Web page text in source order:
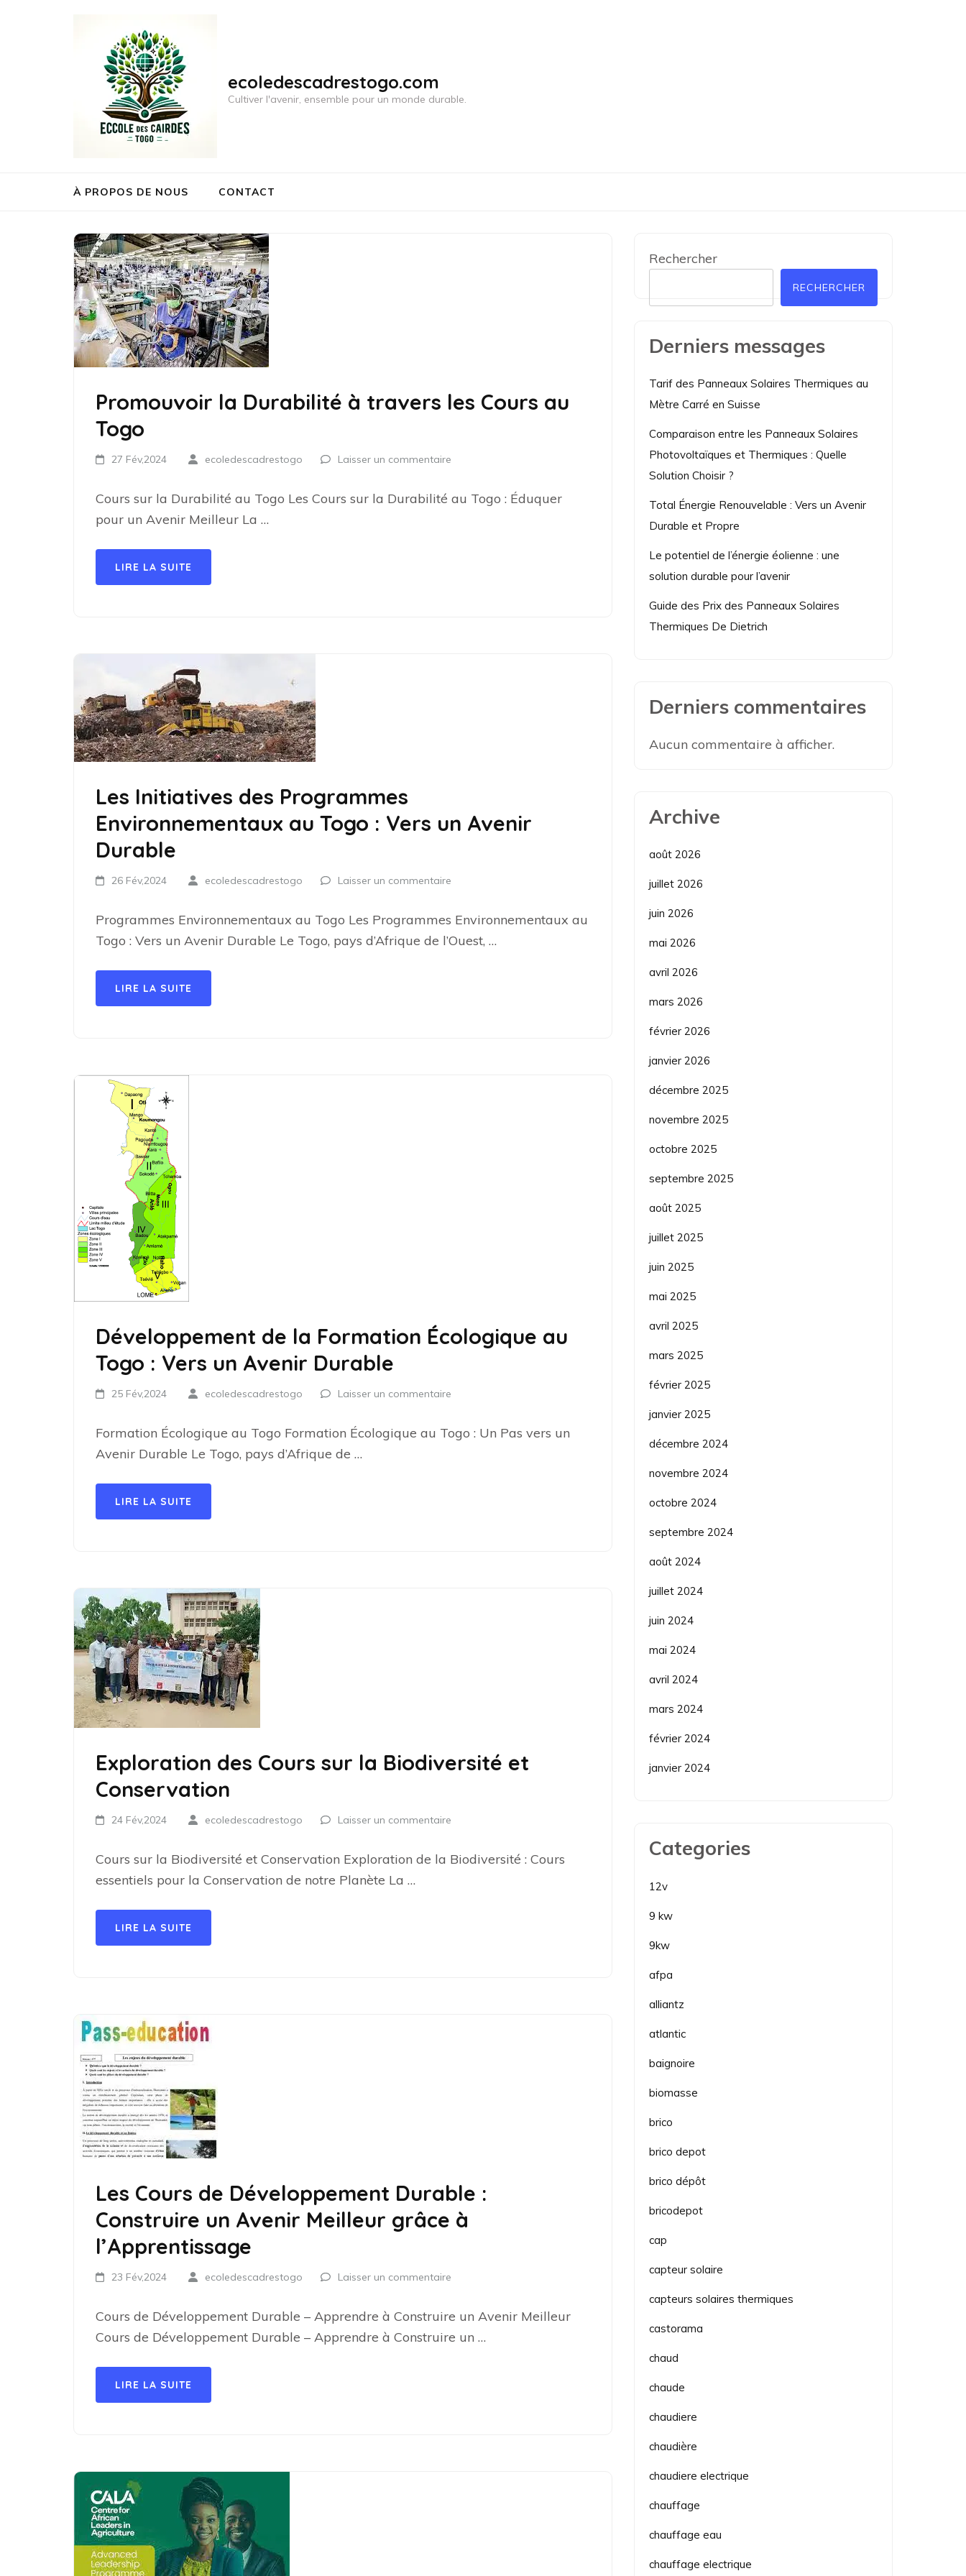
ecoledescadrestogo.com
Cultiver l'avenir, ensemble pour un monde durable.
À PROPOS DE NOUS CONTACT
Promouvoir la Durabilité à travers les Cours au
Togo
27 Fév,2024 ecoledescadrestogo Laisser un commentaire
Cours sur la Durabilité au Togo Les Cours sur la Durabilité au Togo : Éduquer
pour un Avenir Meilleur La …
LIRE LA SUITE
Les Initiatives des Programmes
Environnementaux au Togo : Vers un Avenir
Durable
26 Fév,2024 ecoledescadrestogo Laisser un commentaire
Programmes Environnementaux au Togo Les Programmes Environnementaux au
Togo : Vers un Avenir Durable Le Togo, pays d’Afrique de l’Ouest, …
LIRE LA SUITE
Développement de la Formation Écologique au
Togo : Vers un Avenir Durable
25 Fév,2024 ecoledescadrestogo Laisser un commentaire
Formation Écologique au Togo Formation Écologique au Togo : Un Pas vers un
Avenir Durable Le Togo, pays d’Afrique de …
LIRE LA SUITE
Exploration des Cours sur la Biodiversité et
Conservation
24 Fév,2024 ecoledescadrestogo Laisser un commentaire
Cours sur la Biodiversité et Conservation Exploration de la Biodiversité : Cours
essentiels pour la Conservation de notre Planète La …
LIRE LA SUITE
Les Cours de Développement Durable :
Construire un Avenir Meilleur grâce à
l’Apprentissage
23 Fév,2024 ecoledescadrestogo Laisser un commentaire
Cours de Développement Durable – Apprendre à Construire un Avenir Meilleur
Cours de Développement Durable – Apprendre à Construire un …
LIRE LA SUITE
Rechercher
RECHERCHER
Derniers messages
Tarif des Panneaux Solaires Thermiques au
Mètre Carré en Suisse
Comparaison entre les Panneaux Solaires
Photovoltaïques et Thermiques : Quelle
Solution Choisir ?
Total Énergie Renouvelable : Vers un Avenir
Durable et Propre
Le potentiel de l’énergie éolienne : une
solution durable pour l’avenir
Guide des Prix des Panneaux Solaires
Thermiques De Dietrich
Derniers commentaires
Aucun commentaire à afficher.
Archive
août 2026
juillet 2026
juin 2026
mai 2026
avril 2026
mars 2026
février 2026
janvier 2026
décembre 2025
novembre 2025
octobre 2025
septembre 2025
août 2025
juillet 2025
juin 2025
mai 2025
avril 2025
mars 2025
février 2025
janvier 2025
décembre 2024
novembre 2024
octobre 2024
septembre 2024
août 2024
juillet 2024
juin 2024
mai 2024
avril 2024
mars 2024
février 2024
janvier 2024
Categories
12v
9 kw
9kw
afpa
alliantz
atlantic
baignoire
biomasse
brico
brico depot
brico dépôt
bricodepot
cap
capteur solaire
capteurs solaires thermiques
castorama
chaud
chaude
chaudiere
chaudière
chaudiere electrique
chauffage
chauffage eau
chauffage electrique